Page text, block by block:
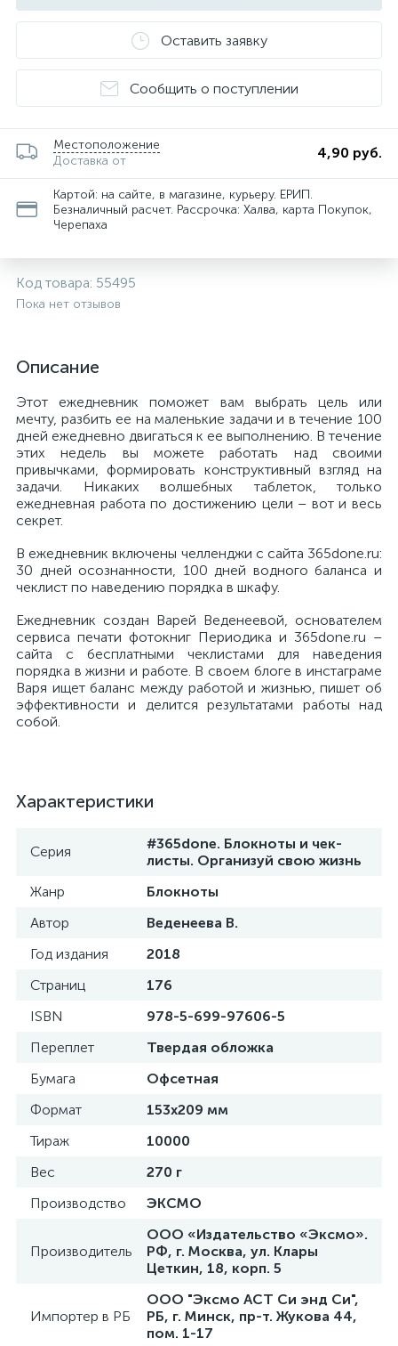
Оставить заявку
Сообщить о поступлении
Местоположение
Доставка от
4,90 руб.
Картой: на сайте, в магазине, курьеру. ЕРИП.
Безналичный расчет. Рассрочка: Халва, карта Покупок,
Черепаха
Код товара: 55495
Пока нет отзывов
Описание
Этот ежедневник поможет вам выбрать цель или
мечту, разбить ее на маленькие задачи и в течение 100
дней ежедневно двигаться к ее выполнению. В течение
этих недель вы можете работать над своими
привычками, формировать конструктивный взгляд на
задачи. Никаких волшебных таблеток, только
ежедневная работа по достижению цели – вот и весь
секрет.
В ежедневник включены челленджи с сайта 365done.ru:
30 дней осознанности, 100 дней водного баланса и
чеклист по наведению порядка в шкафу.
Ежедневник создан Варей Веденеевой, основателем
сервиса печати фотокниг Периодика и 365done.ru –
сайта с бесплатными чеклистами для наведения
порядка в жизни и работе. В своем блоге в инстаграме
Варя ищет баланс между работой и жизнью, пишет об
эффективности и делится результатами работы над
собой.
Характеристики
Серия
#365done. Блокноты и чек-
листы. Организуй свою жизнь
Жанр
Блокноты
Автор
Веденеева В.
Год издания
2018
Страниц
176
ISBN
978-5-699-97606-5
Переплет
Твердая обложка
Бумага
Офсетная
Формат
153x209 мм
Тираж
10000
Вес
270 г
Производство
ЭКСМО
Производитель
ООО «Издательство «Эксмо».
РФ, г. Москва, ул. Клары
Цеткин, 18, корп. 5
Импортер в РБ
ООО "Эксмо АСТ Си энд Си",
РБ, г. Минск, пр-т. Жукова 44,
пом. 1-17